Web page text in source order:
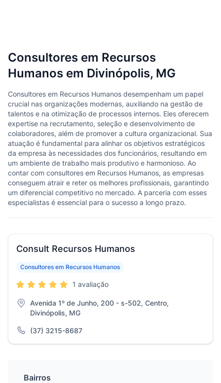
Consultores em Recursos
Humanos em Divinópolis, MG
Consultores em Recursos Humanos desempenham um papel
crucial nas organizações modernas, auxiliando na gestão de
talentos e na otimização de processos internos. Eles oferecem
expertise na recrutamento, seleção e desenvolvimento de
colaboradores, além de promover a cultura organizacional. Sua
atuação é fundamental para alinhar os objetivos estratégicos
da empresa às necessidades dos funcionários, resultando em
um ambiente de trabalho mais produtivo e harmonioso. Ao
contar com consultores em Recursos Humanos, as empresas
conseguem atrair e reter os melhores profissionais, garantindo
um diferencial competitivo no mercado. A parceria com esses
especialistas é essencial para o sucesso a longo prazo.
Consult Recursos Humanos
Consultores em Recursos Humanos
1 avaliação
Avenida 1º de Junho, 200 - s-502, Centro,
Divinópolis, MG
(37) 3215-8687
Bairros